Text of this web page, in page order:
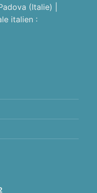
(Italie) |
italien :